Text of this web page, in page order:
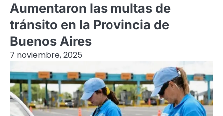
Aumentaron las multas de
tránsito en la Provincia de
Buenos Aires
7 noviembre, 2025